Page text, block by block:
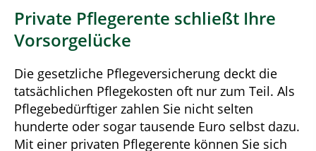
Private Pflegerente schließt Ihre
Vorsorgelücke
Die gesetzliche Pflegeversicherung deckt die
tatsächlichen Pflegekosten oft nur zum Teil. Als
Pflegebedürftiger zahlen Sie nicht selten
hunderte oder sogar tausende Euro selbst dazu.
Mit einer privaten Pflegerente können Sie sich